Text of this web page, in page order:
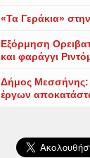
«Τα Γεράκια»
Εξόρμηση
και φαράγγι
Δήμος Μεσσήνης:
έργων